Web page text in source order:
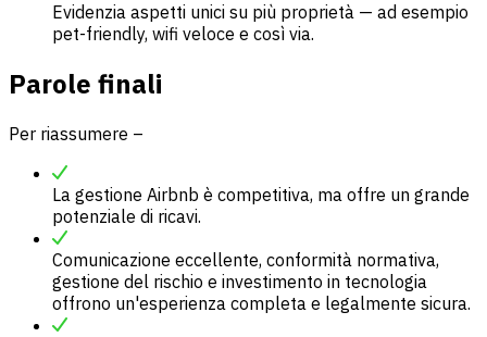
Evidenzia aspetti unici su più proprietà — ad esempio
pet-friendly, wifi veloce e così via.
Parole finali
Per riassumere –
La gestione Airbnb è competitiva, ma offre un grande
potenziale di ricavi.
Comunicazione eccellente, conformità normativa,
gestione del rischio e investimento in tecnologia
offrono un'esperienza completa e legalmente sicura.